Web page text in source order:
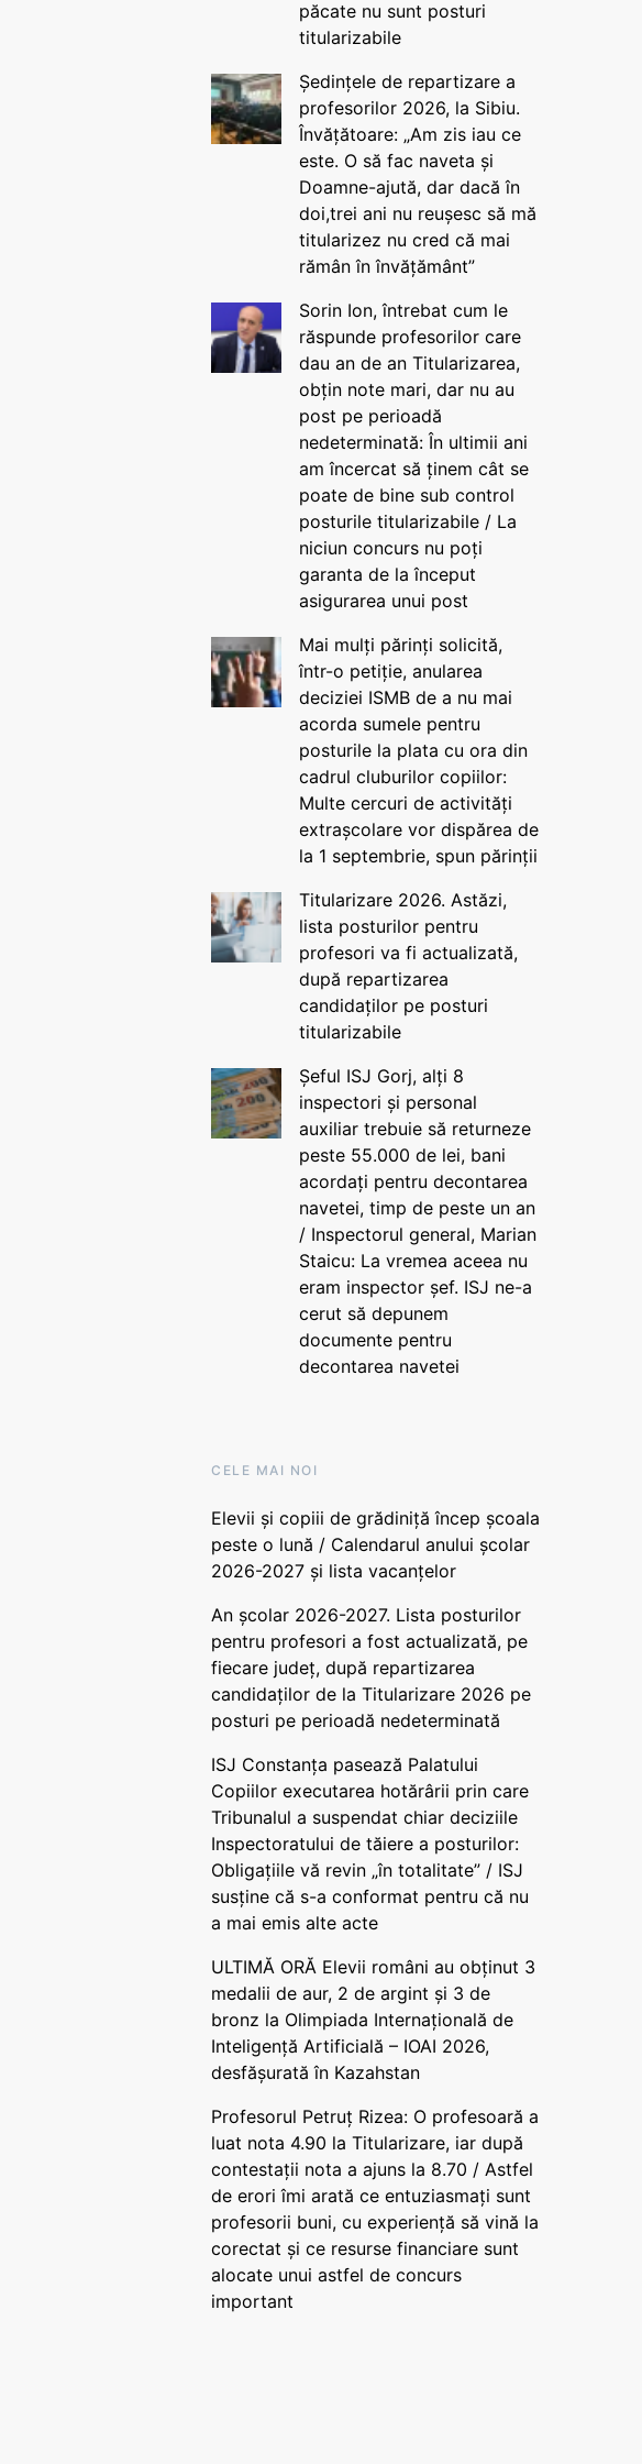
păcate nu sunt posturi
titularizabile
Ședințele de repartizare a
profesorilor 2026, la Sibiu.
Învățătoare: „Am zis iau ce
este. O să fac naveta și
Doamne-ajută, dar dacă în
doi,trei ani nu reușesc să mă
titularizez nu cred că mai
rămân în învățământ”
Sorin Ion, întrebat cum le
răspunde profesorilor care
dau an de an Titularizarea,
obțin note mari, dar nu au
post pe perioadă
nedeterminată: În ultimii ani
am încercat să ținem cât se
poate de bine sub control
posturile titularizabile / La
niciun concurs nu poți
garanta de la început
asigurarea unui post
Mai mulți părinți solicită,
într-o petiție, anularea
deciziei ISMB de a nu mai
acorda sumele pentru
posturile la plata cu ora din
cadrul cluburilor copiilor:
Multe cercuri de activități
extrașcolare vor dispărea de
la 1 septembrie, spun părinții
Titularizare 2026. Astăzi,
lista posturilor pentru
profesori va fi actualizată,
după repartizarea
candidaților pe posturi
titularizabile
Șeful ISJ Gorj, alți 8
inspectori și personal
auxiliar trebuie să returneze
peste 55.000 de lei, bani
acordați pentru decontarea
navetei, timp de peste un an
/ Inspectorul general, Marian
Staicu: La vremea aceea nu
eram inspector șef. ISJ ne-a
cerut să depunem
documente pentru
decontarea navetei
CELE MAI NOI
Elevii și copiii de grădiniță încep școala
peste o lună / Calendarul anului școlar
2026-2027 și lista vacanțelor
An școlar 2026-2027. Lista posturilor
pentru profesori a fost actualizată, pe
fiecare județ, după repartizarea
candidaților de la Titularizare 2026 pe
posturi pe perioadă nedeterminată
ISJ Constanța pasează Palatului
Copiilor executarea hotărârii prin care
Tribunalul a suspendat chiar deciziile
Inspectoratului de tăiere a posturilor:
Obligațiile vă revin „în totalitate” / ISJ
susține că s-a conformat pentru că nu
a mai emis alte acte
ULTIMĂ ORĂ Elevii români au obținut 3
medalii de aur, 2 de argint și 3 de
bronz la Olimpiada Internațională de
Inteligență Artificială – IOAI 2026,
desfășurată în Kazahstan
Profesorul Petruț Rizea: O profesoară a
luat nota 4.90 la Titularizare, iar după
contestații nota a ajuns la 8.70 / Astfel
de erori îmi arată ce entuziasmați sunt
profesorii buni, cu experiență să vină la
corectat și ce resurse financiare sunt
alocate unui astfel de concurs
important